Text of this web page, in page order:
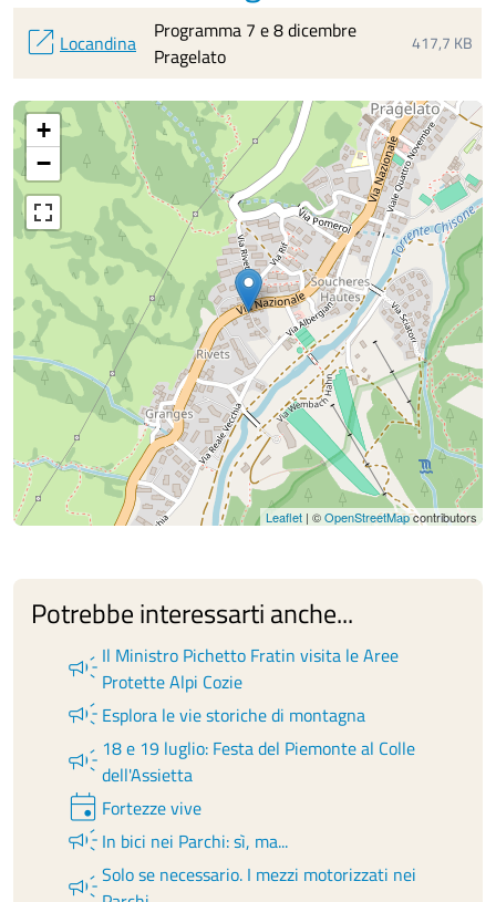
open_in_new Locandina
Programma 7 e 8 dicembre
Pragelato
417,7 KB
+
−
Leaflet| ©OpenStreetMapcontributors
Potrebbe interessarti anche...
campaign Il Ministro Pichetto Fratin visita le Aree
Protette Alpi Cozie
campaign Esplora le vie storiche di montagna
campaign 18 e 19 luglio: Festa del Piemonte al Colle
dell'Assietta
event Fortezze vive
campaign In bici nei Parchi: sì, ma...
campaignSolo se necessario. I mezzi motorizzati nei